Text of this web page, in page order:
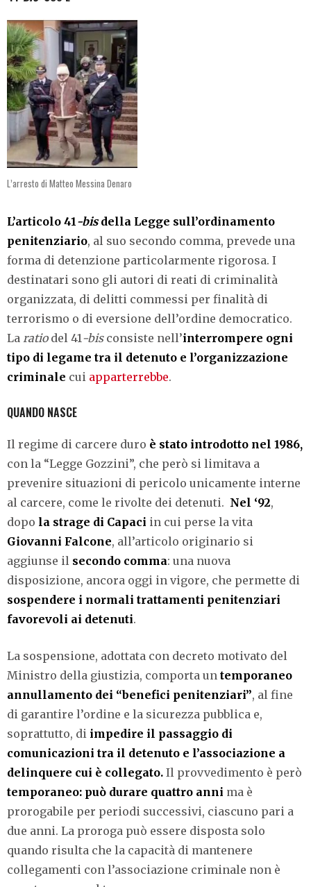
L’arresto di Matteo Messina Denaro
L’articolo 41 -bisdella Legge sull’ordinamento
penitenziario, al suo secondo comma, prevede una
forma di detenzione particolarmente rigorosa. I
destinatari sono gli autori di reati di criminalità
organizzata, di delitti commessi per finalità di
terrorismo o di eversione dell’ordine democratico.
La ratiodel 41 -bisconsiste nell’interrompere ogni
tipo di legame tra il detenuto e l’organizzazione
criminale cui apparterrebbe.
QUANDO NASCE
Il regime di carcere duro è stato introdotto nel 1986,
con la “Legge Gozzini”, che però si limitava a
prevenire situazioni di pericolo unicamente interne
al carcere, come le rivolte dei detenuti. Nel ‘92,
dopo la strage di Capaci in cui perse la vita
Giovanni Falcone, all’articolo originario si
aggiunse il secondo comma: una nuova
disposizione, ancora oggi in vigore, che permette di
sospendere i normali trattamenti penitenziari
favorevoli ai detenuti.
La sospensione, adottata con decreto motivato del
Ministro della giustizia, comporta un temporaneo
annullamento dei “benefici penitenziari”, al fine
di garantire l’ordine e la sicurezza pubblica e,
soprattutto, di impedire il passaggio di
comunicazioni tra il detenuto e l’associazione a
delinquere cui è collegato. Il provvedimento è però
temporaneo: può durare quattro anni ma è
prorogabile per periodi successivi, ciascuno pari a
due anni. La proroga può essere disposta solo
quando risulta che la capacità di mantenere
collegamenti con l’associazione criminale non è